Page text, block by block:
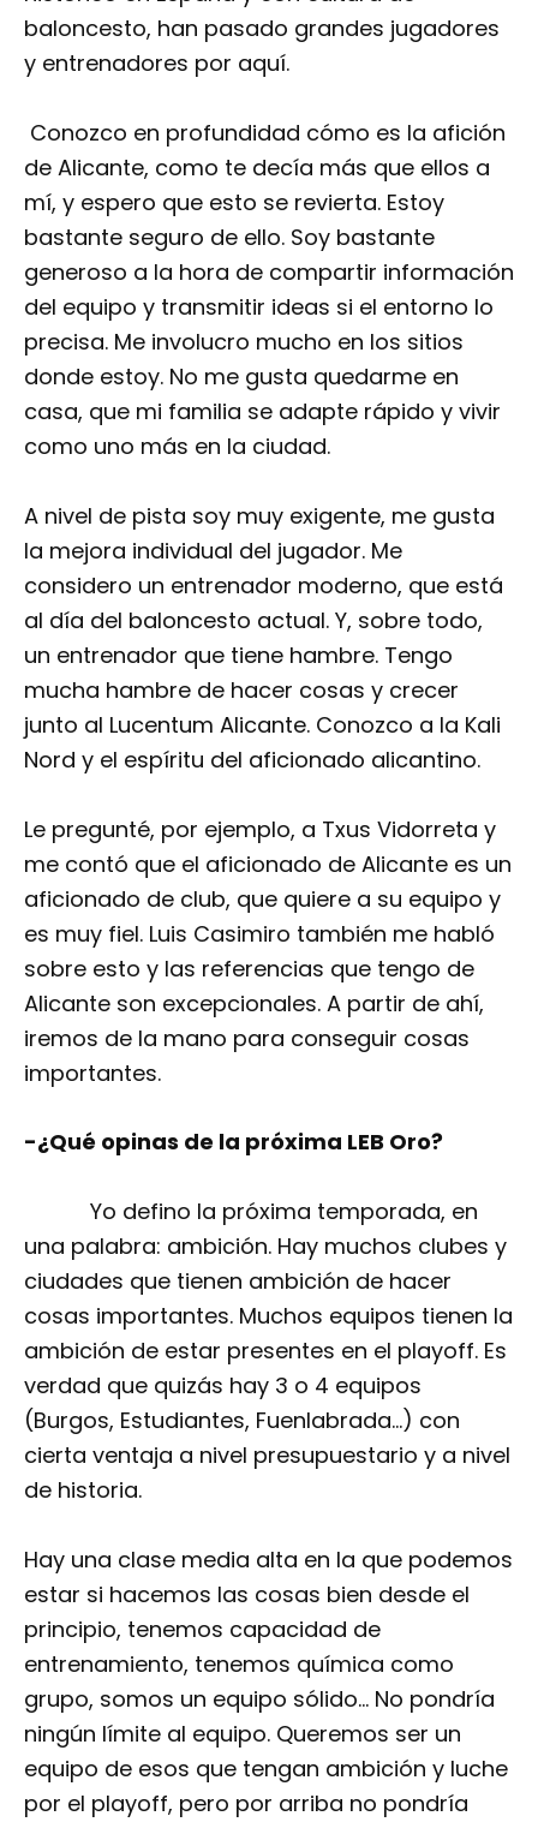
baloncesto, han pasado grandes jugadores
y entrenadores por aquí.
Conozco en profundidad cómo es la afición
de Alicante, como te decía más que ellos a
mí, y espero que esto se revierta. Estoy
bastante seguro de ello. Soy bastante
generoso a la hora de compartir información
del equipo y transmitir ideas si el entorno lo
precisa. Me involucro mucho en los sitios
donde estoy. No me gusta quedarme en
casa, que mi familia se adapte rápido y vivir
como uno más en la ciudad.
A nivel de pista soy muy exigente, me gusta
la mejora individual del jugador. Me
considero un entrenador moderno, que está
al día del baloncesto actual. Y, sobre todo,
un entrenador que tiene hambre. Tengo
mucha hambre de hacer cosas y crecer
junto al Lucentum Alicante. Conozco a la Kali
Nord y el espíritu del aficionado alicantino.
Le pregunté, por ejemplo, a Txus Vidorreta y
me contó que el aficionado de Alicante es un
aficionado de club, que quiere a su equipo y
es muy fiel. Luis Casimiro también me habló
sobre esto y las referencias que tengo de
Alicante son excepcionales. A partir de ahí,
iremos de la mano para conseguir cosas
importantes.
-¿Qué opinas de la próxima LEB Oro?
Yo defino la próxima temporada, en
una palabra: ambición. Hay muchos clubes y
ciudades que tienen ambición de hacer
cosas importantes. Muchos equipos tienen la
ambición de estar presentes en el playoff. Es
verdad que quizás hay 3 o 4 equipos
(Burgos, Estudiantes, Fuenlabrada…) con
cierta ventaja a nivel presupuestario y a nivel
de historia.
Hay una clase media alta en la que podemos
estar si hacemos las cosas bien desde el
principio, tenemos capacidad de
entrenamiento, tenemos química como
grupo, somos un equipo sólido… No pondría
ningún límite al equipo. Queremos ser un
equipo de esos que tengan ambición y luche
por el playoff, pero por arriba no pondría